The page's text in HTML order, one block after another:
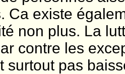
Ca existe
non plus. La
contre les
surtout pas